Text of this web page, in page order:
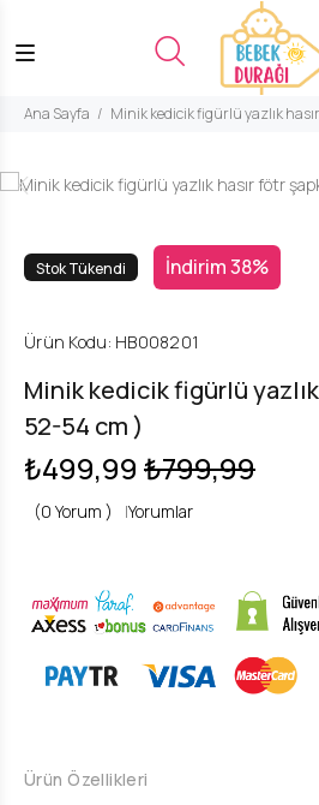
Ana Sayfa Minik kedicik figürlü yazlık
Stok Tükendi İndirim 38%
Ürün Kodu: HB008201
Minik kedicik figürlü
52-54 cm )
₺499,99 ₺799,99
(0 Yorum ) |Yorumlar
Ürün Özellikleri